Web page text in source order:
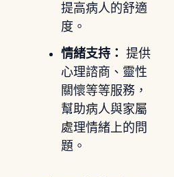
提高病人的舒適
度。
情緒支持： 提供
心理諮商、靈性
關懷等等服務，
幫助病人與家屬
處理情緒上的問
題。